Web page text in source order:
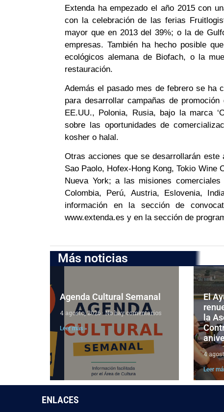
Extenda ha empezado el año 2015 con
con la celebración de las ferias
mayor que en 2013 del 39%; o la de
empresas. También ha hecho posible
ecológicos alemana de Biofach, o la
restauración.
Además el pasado mes de febrero se ha
para desarrollar campañas de
EE.UU., Polonia, Rusia, bajo la marca
sobre las oportunidades de
kosher o halal.
Otras acciones que se desarrollarán
Sao Paolo, Hofex-Hong Kong, Tokio Wine
Nueva York; a las misiones
Colombia, Perú, Austria, Eslovenia,
información en la sección de
www.extenda.es y en la sección de
Más noticias
Agenda Cultural Semanal
4 agosto, 2026 No hay comentarios
Leer más »
El
la
4
Leer
ENLACES